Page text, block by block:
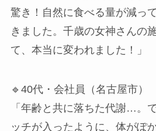
驚き！自然に食べる量が減っ
きました。千歳の女神さんの
て、本当に変われました！」
🔹40代・会社員（名古屋市）
「年齢と共に落ちた代謝…。
ッチが入ったように、体がぽ